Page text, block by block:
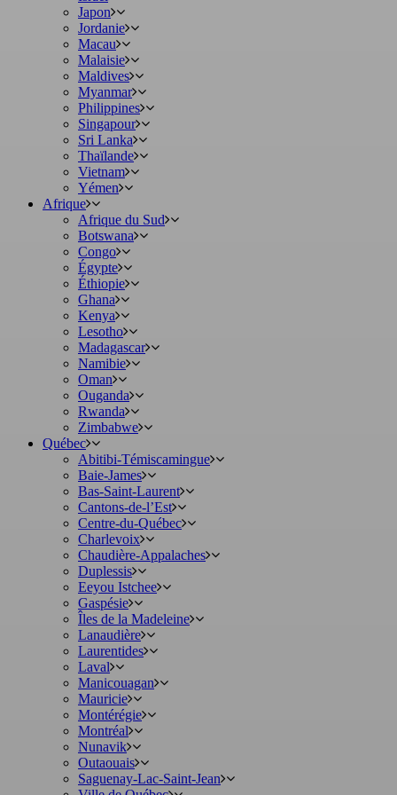
Japon
Jordanie
Macau
Malaisie
Maldives
Myanmar
Philippines
Singapour
Sri Lanka
Thaïlande
Vietnam
Yémen
Afrique
Afrique du Sud
Botswana
Congo
Égypte
Éthiopie
Ghana
Kenya
Lesotho
Madagascar
Namibie
Oman
Ouganda
Rwanda
Zimbabwe
Québec
Abitibi-Témiscamingue
Baie-James
Bas-Saint-Laurent
Cantons-de-l’Est
Centre-du-Québec
Charlevoix
Chaudière-Appalaches
Duplessis
Eeyou Istchee
Gaspésie
Îles de la Madeleine
Lanaudière
Laurentides
Laval
Manicouagan
Mauricie
Montérégie
Montréal
Nunavik
Outaouais
Saguenay-Lac-Saint-Jean